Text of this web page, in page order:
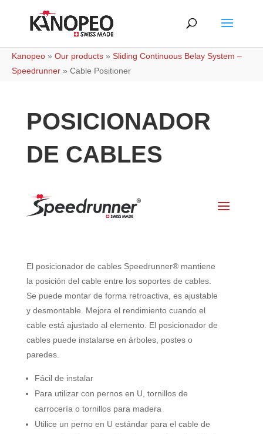
Kanopeo » Our products » Sliding Continuous Belay System –
Speedrunner » Cable Positioner
POSICIONADOR
DE CABLES
El posicionador de cables Speedrunner® mantiene
la posición del cable entre los soportes de cables.
Se puede montar de forma retroactiva, es ajustable
y desmontable. Mejora el rendimiento cuando el
cable está ajustado al elemento. El posicionador de
cables puede instalarse en árboles, postes o
paredes.
Fácil de instalar
Para utilizar con pernos en U, tornillos de
carrocería o tornillos para madera
Utilice un perno en U estándar para el cable de